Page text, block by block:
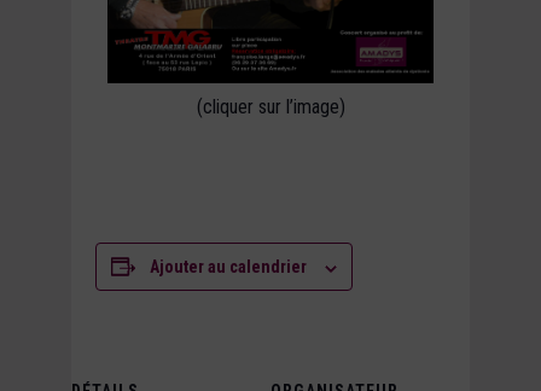
(cliquer sur l’image)
Ajouter au calendrier